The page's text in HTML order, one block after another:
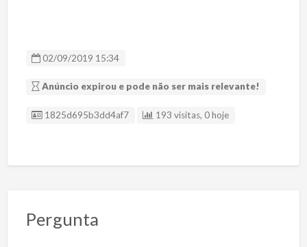
02/09/2019 15:34
Anúncio expirou e pode não ser mais relevante!
ID Anúncio
1825d695b3dd4af7 193 visitas, 0 hoje
Pergunta